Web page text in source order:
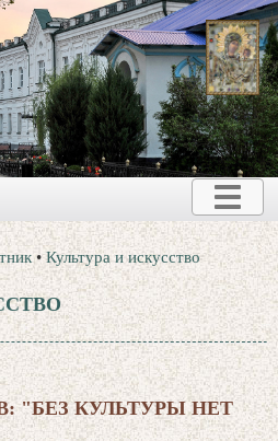
•Культура и искусство
"БЕЗ КУЛЬТУРЫ НЕТ